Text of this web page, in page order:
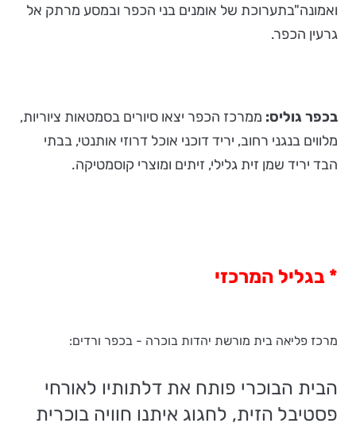
ואמונה"בתערוכת של אומנים בני הכפר ובמסע מרתק אל
גרעין הכפר.
בכפר גוליס: ממרכז הכפר יצאו סיורים בסמטאות ציוריות,
מלווים בנגני רחוב, יריד דוכני אוכל דרוזי אותנטי, בבתי
הבד יריד שמן זית גלילי, זיתים ומוצרי קוסמטיקה.
* בגליל המרכזי
מרכז פליאה בית מורשת יהדות בוכרה - בכפר ורדים:
הבית הבוכרי פותח את דלתותיו לאורחי
פסטיבל הזית, לחגוג איתנו חוויה בוכרית